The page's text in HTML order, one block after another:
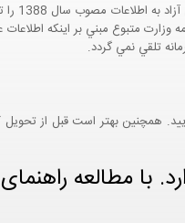
هيئت
نامه شماره 111321/60 مورخ 18/05/1394 معاونت محترم طرح و
تلقي نمي گردد.
همچنین بهتر است قبل از تحویل
با مطالعه